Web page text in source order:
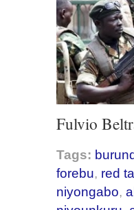
Fulvio
Tags:
forebu, red
niyongabo,